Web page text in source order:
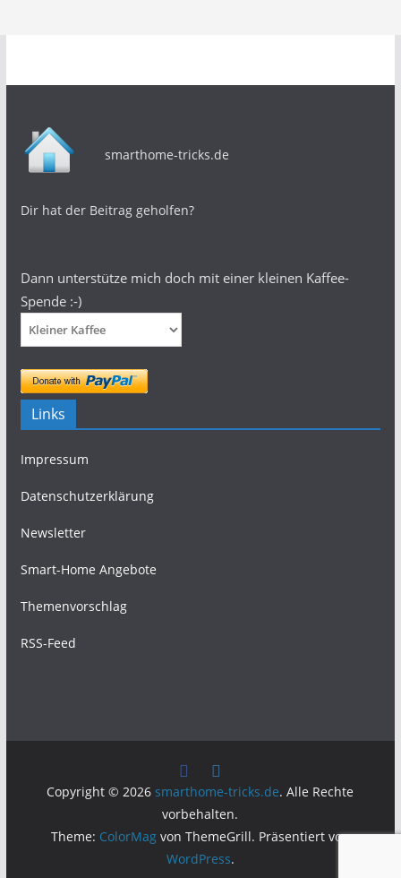
smarthome-tricks.de
Dir hat der Beitrag geholfen?
Dann unterstütze mich doch mit einer kleinen Kaffee-
Spende :-)
Links
Impressum
Datenschutzerklärung
Newsletter
Smart-Home Angebote
Themenvorschlag
RSS-Feed
Copyright © 2026 smarthome-tricks.de. Alle Rechte
vorbehalten.
Theme: ColorMagvon ThemeGrill. Präsentiert von
WordPress.